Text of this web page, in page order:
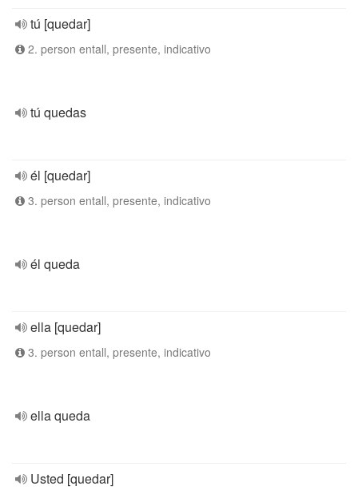
tú [quedar]
2. person entall, presente, indicativo
tú quedas
él [quedar]
3. person entall, presente, indicativo
él queda
ella [quedar]
3. person entall, presente, indicativo
ella queda
Usted [quedar]